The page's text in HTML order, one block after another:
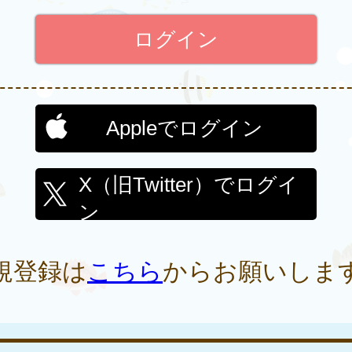
Appleでログイン
X（旧Twitter）でログイ
ン
登録はこちらからお願いしま